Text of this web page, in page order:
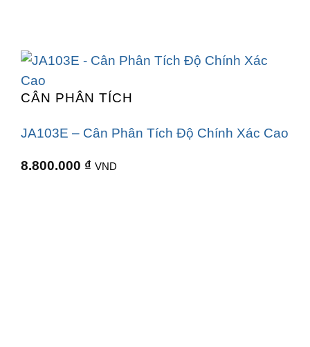
CÂN PHÂN TÍCH
JA103E – Cân Phân Tích Độ Chính Xác Cao
8.800.000 ₫ VND